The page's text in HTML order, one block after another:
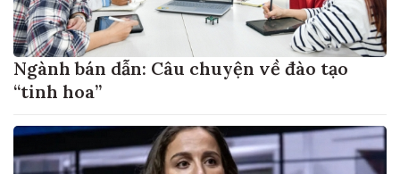
Ngành bán dẫn: Câu chuyện về đào tạo
“tinh hoa”